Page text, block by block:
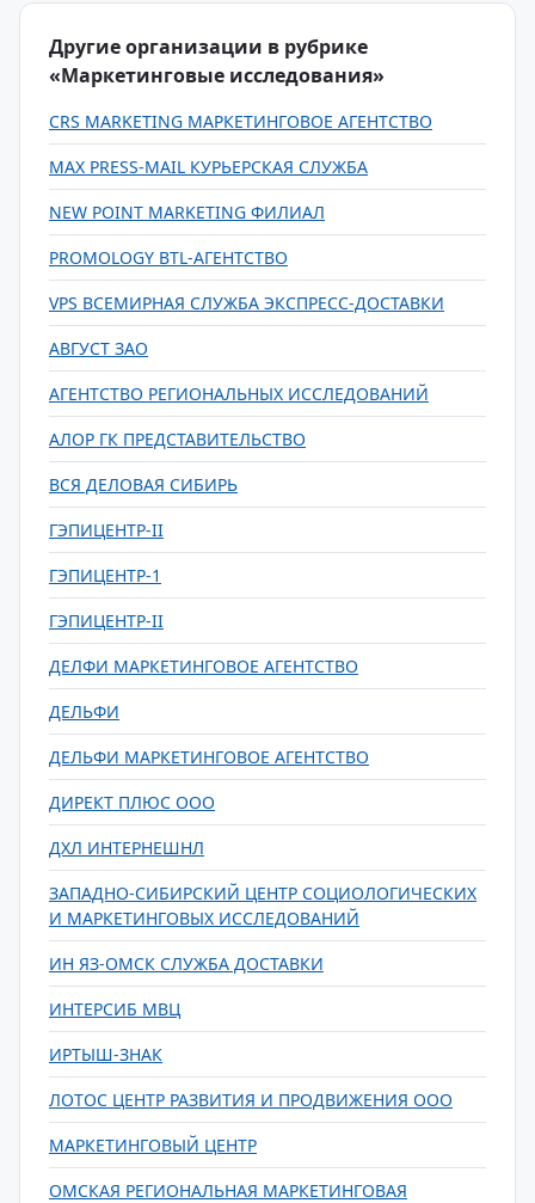
Другие организации в рубрике
«Маркетинговые исследования»
CRS MARKETING МАРКЕТИНГОВОЕ АГЕНТСТВО
MAX PRESS-MAIL КУРЬЕРСКАЯ СЛУЖБА
NEW POINT MARKETING ФИЛИАЛ
PROMOLOGY BTL-АГЕНТСТВО
VPS ВСЕМИРНАЯ СЛУЖБА ЭКСПРЕСС-ДОСТАВКИ
АВГУСТ ЗАО
АГЕНТСТВО РЕГИОНАЛЬНЫХ ИССЛЕДОВАНИЙ
АЛОР ГК ПРЕДСТАВИТЕЛЬСТВО
ВСЯ ДЕЛОВАЯ СИБИРЬ
ГЭПИЦЕНТР-II
ГЭПИЦЕНТР-1
ГЭПИЦЕНТР-II
ДЕЛФИ МАРКЕТИНГОВОЕ АГЕНТСТВО
ДЕЛЬФИ
ДЕЛЬФИ МАРКЕТИНГОВОЕ АГЕНТСТВО
ДИРЕКТ ПЛЮС ООО
ДХЛ ИНТЕРНЕШНЛ
ЗАПАДНО-СИБИРСКИЙ ЦЕНТР СОЦИОЛОГИЧЕСКИХ
И МАРКЕТИНГОВЫХ ИССЛЕДОВАНИЙ
ИН ЯЗ-ОМСК СЛУЖБА ДОСТАВКИ
ИНТЕРСИБ МВЦ
ИРТЫШ-ЗНАК
ЛОТОС ЦЕНТР РАЗВИТИЯ И ПРОДВИЖЕНИЯ ООО
МАРКЕТИНГОВЫЙ ЦЕНТР
ОМСКАЯ РЕГИОНАЛЬНАЯ МАРКЕТИНГОВАЯ